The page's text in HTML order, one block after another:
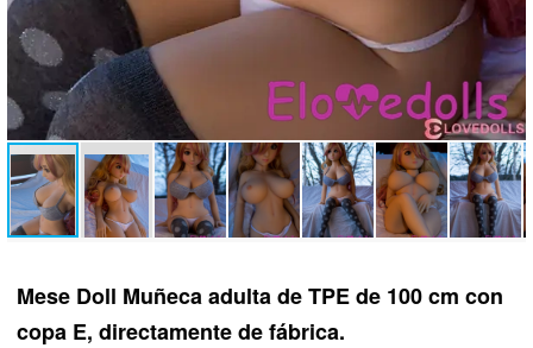
Mese Doll Muñeca adulta de TPE de 100 cm con
copa E, directamente de fábrica.